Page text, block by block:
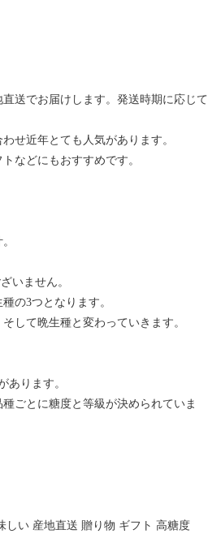
送でお届けします。発送時期に応じて
せ近年とても人気があります。
などにもおすすめです。
いません。
の3つとなります。
して晩生種と変わっていきます。
あります。
ごとに糖度と等級が決められていま
しい 産地直送 贈り物 ギフト 高糖度